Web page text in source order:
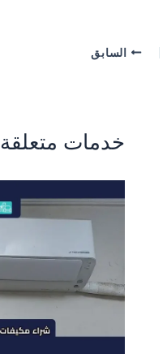
السابق
خدمات متعلقة